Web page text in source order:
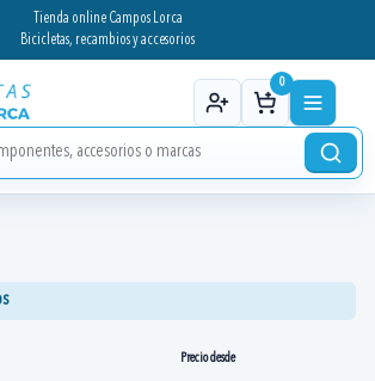
Tienda online Campos Lorca
Bicicletas, recambios y accesorios
0
Precio desde